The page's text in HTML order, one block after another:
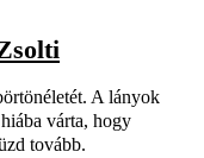
A lányok
várta, hogy
tovább.